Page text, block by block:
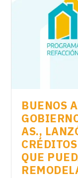
BUENOS
AS.,
QUE